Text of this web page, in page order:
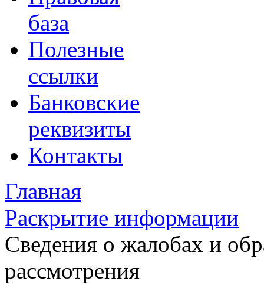
база
Полезные
ссылки
Банковские
реквизиты
Контакты
Главная
Раскрытие информации
Сведения о жалобах и
рассмотрения